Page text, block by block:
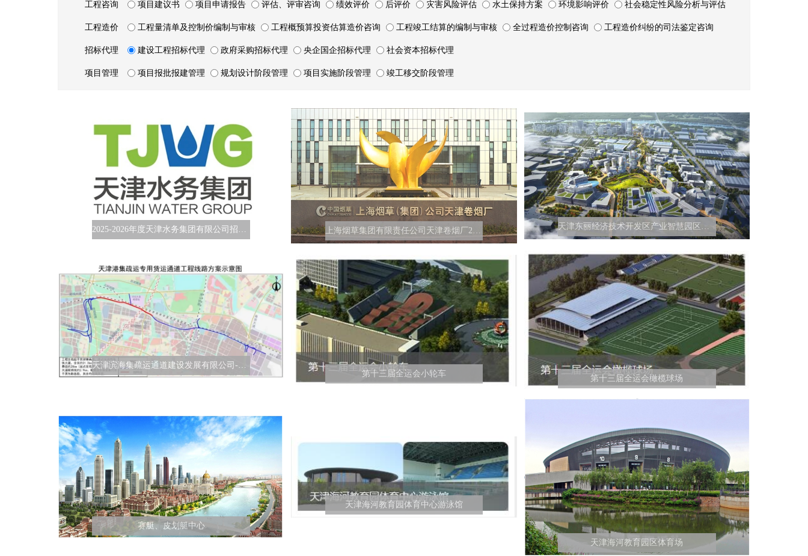
工程咨询 项目建议书 项目申请报告 评估、评审咨询 绩效评价 后评价 灾害风险评估 水土保持方案 环境影响评价 社会稳定性风险分析与评估
工程造价 工程量清单及控制价编制与审核 工程概预算投资估算造价咨询 工程竣工结算的编制与审核 全过程造价控制咨询 工程造价纠纷的司法鉴定咨询
招标代理 建设工程招标代理 政府采购招标代理 央企国企招标代理 社会资本招标代理
项目管理 项目报批报建管理 规划设计阶段管理 项目实施阶段管理 竣工移交阶段管理
2025-2026年度天津水务集团有限公司招标代理、造价咨询项目
天津滨海集疏运通道建设发展有限公司-天津港集疏运专用货运通道工程（第3、4标段）
第十三届全运会小轮车
第十三届全运会橄榄球场
赛艇、皮划艇中心
天津海河教育园体育中心游泳馆
天津海河教育园区体育场